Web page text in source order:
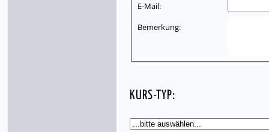
E-Mail:
Bemerkung:
KURS-TYP: